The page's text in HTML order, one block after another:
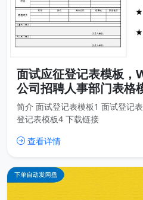
面试应征登记表模板，
公司招聘人事部门表格
简介 面试登记表模板1 面试登记
登记表模板4 下载链接
查看详情